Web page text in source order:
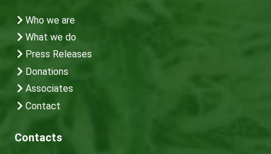
Who we are
What we do
Press Releases
Donations
Associates
Contact
Contacts